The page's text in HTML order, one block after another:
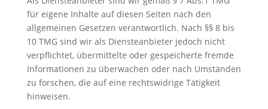
für eigene Inhalte auf diesen Seiten nach den
allgemeinen Gesetzen verantwortlich. Nach §§ 8 bis
10 TMG sind wir als Diensteanbieter jedoch nicht
verpflichtet, übermittelte oder gespeicherte fremde
Informationen zu überwachen oder nach Umständen
zu forschen, die auf eine rechtswidrige Tätigkeit
hinweisen.